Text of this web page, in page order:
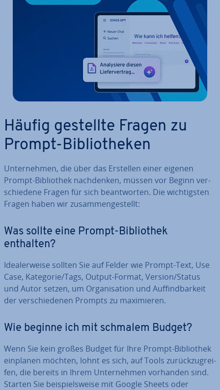
Häufig gestellte Fragen zu
Prompt-Bi­blio­the­ken
Un­ter­neh­men, die über das Erstellen einer eigenen
Prompt-Bi­blio­thek nach­den­ken, müssen vor Beginn ver­
schie­de­ne Fragen für sich be­ant­wor­ten. Die wich­tigs­ten
Fragen haben wir zu­sam­men­ge­stellt:
Was sollte eine Prompt-Bi­blio­thek
enthalten?
Idea­ler­wei­se sollten Sie auf Felder wie Prompt-Text, Use
Case, Kategorie/Tags, Output-Format, Version/Status
und Autor setzen, um Or­ga­ni­sa­ti­on und Auf­find­bar­keit
der ver­schie­de­nen Prompts zu ma­xi­mie­ren.
Wie beginne ich mit schmalem Budget?
Wenn Sie kein großes Budget für Ihre Prompt-Bi­blio­thek
einplanen möchten, lohnt es sich, auf Tools zu­rück­zu­grei­
fen, die bereits in Ihrem Un­ter­neh­men vorhanden sind.
Starten Sie bei­spiels­wei­se mit Google Sheets oder